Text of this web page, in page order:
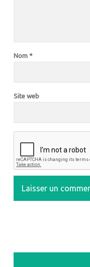
Nom *
Site web
SIDEBAR